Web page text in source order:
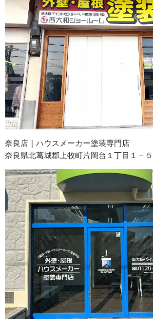
奈良店｜ハウスメーカー塗装専門店
奈良県北葛城郡上牧町片岡台１丁目１－５